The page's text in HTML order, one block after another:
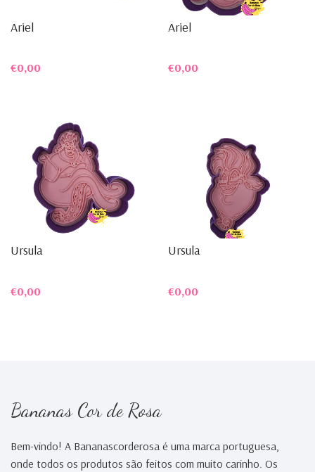
Ariel
€0,00
Ariel
€0,00
Ursula
€0,00
Ursula
€0,00
Bananas Cor de Rosa
Bem-vindo! A Bananascorderosa é uma marca portuguesa,
onde todos os produtos são feitos com muito carinho. Os